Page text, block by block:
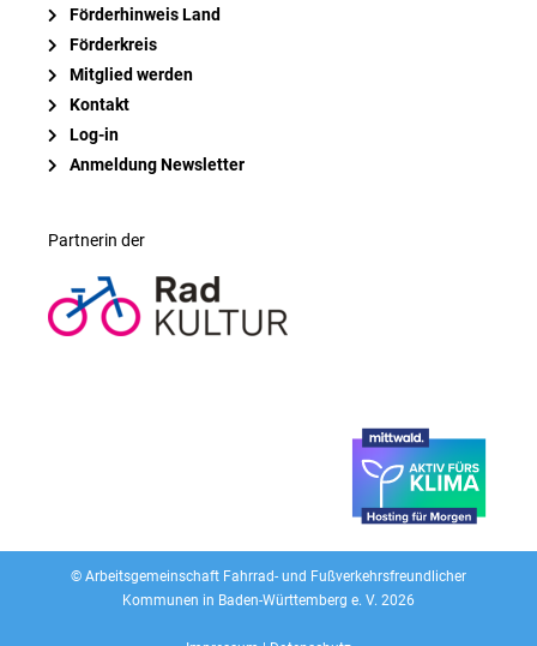
Förderhinweis Land
Förderkreis
Mitglied werden
Kontakt
Log-in
Anmeldung Newsletter
Partnerin der
© Arbeitsgemeinschaft Fahrrad- und Fußverkehrsfreundlicher
Kommunen in Baden-Württemberg e. V. 2026